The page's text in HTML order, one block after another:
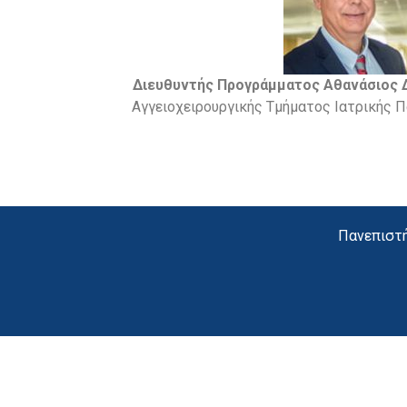
Διευθυντής Προγράμματος Αθανάσιος
Αγγειοχειρουργικής Τμήματος Ιατρικής